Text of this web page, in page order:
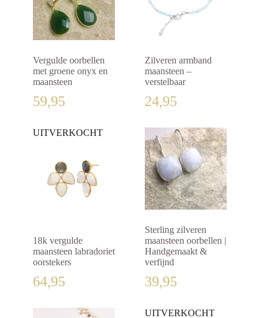
Vergulde oorbellen
met groene onyx en
maansteen
59,95
Zilveren armband
maansteen –
verstelbaar
24,95
UITVERKOCHT
18k vergulde
maansteen labradoriet
oorstekers
64,95
Sterling zilveren
maansteen oorbellen |
Handgemaakt &
verfijnd
39,95
UITVERKOCHT